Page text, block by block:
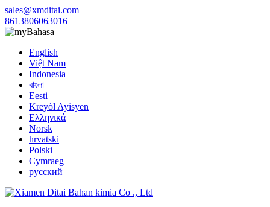
sales@xmditai.com
8613806063016
Bahasa
English
Việt Nam
Indonesia
বাংলা
Eesti
Kreyòl Ayisyen
Ελληνικά
Norsk
hrvatski
Polski
Cymraeg
русский